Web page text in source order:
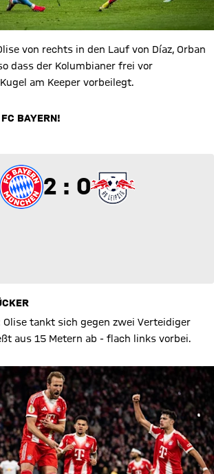
von rechts in den Lauf von Díaz, Orban
dass der Kolumbianer frei vor
am Keeper vorbeilegt.
BAYERN!
2 zu 0
2 : 0
Olise tankt sich gegen zwei Verteidiger
aus 15 Metern ab - flach links vorbei.